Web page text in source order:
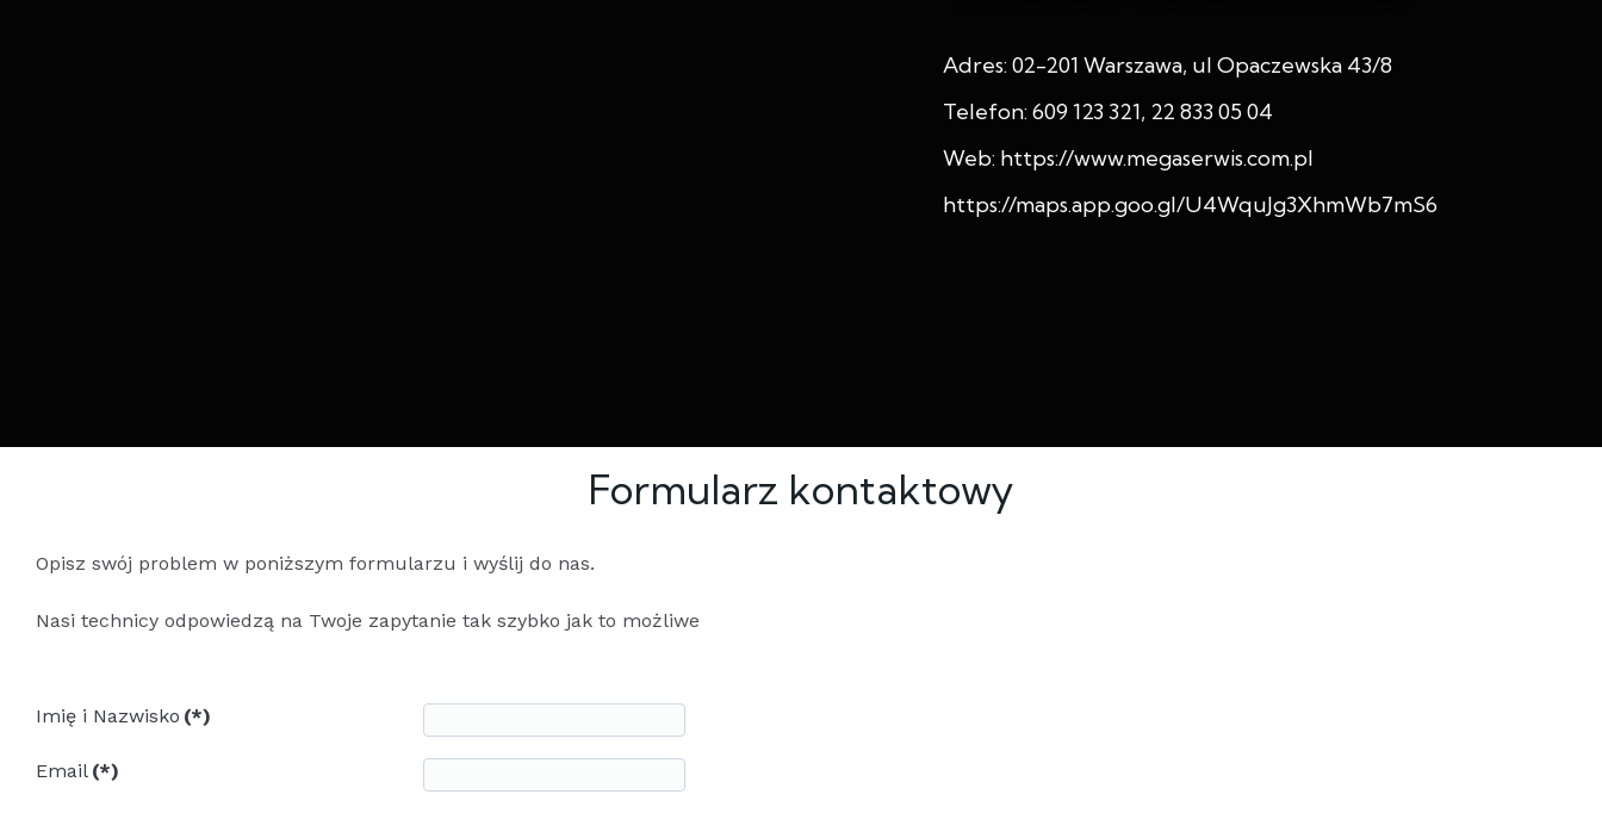
Adres: 02-201 Warszawa, ul Opaczewska 43/8
Telefon: 609 123 321, 22 833 05 04
Web: https://www.megaserwis.com.pl
https://maps.app.goo.gl/U4WquJg3XhmWb7mS6
Formularz kontaktowy
Opisz swój problem w poniższym formularzu i wyślij do nas.
Nasi technicy odpowiedzą na Twoje zapytanie tak szybko jak to możliwe
Imię i Nazwisko (*)
Email (*)